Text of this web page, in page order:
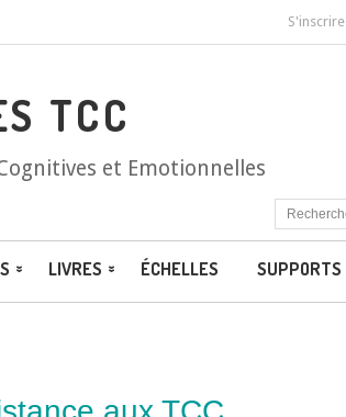
S'inscrire
TCC
et Emotionnelles
LIVRES ÉCHELLES SUPPORTS